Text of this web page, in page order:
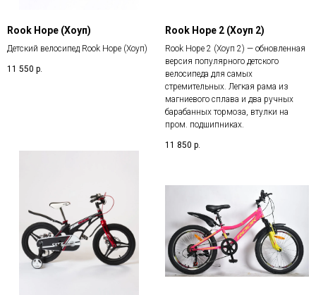
Rook Hope (Хоуп)
Детский велосипед Rook Hope (Хоуп)
11 550 р.
Rook Hope 2 (Хоуп 2)
Rook Hope 2 (Хоуп 2) — обновленная
версия популярного детского
велосипеда для самых
стремительных. Легкая рама из
магниевого сплава и два ручных
барабанных тормоза, втулки на
пром. подшипниках.
11 850 р.